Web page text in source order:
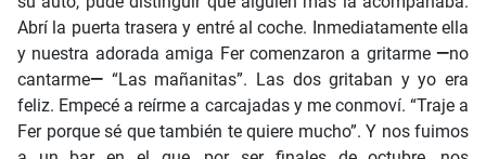
Abrí la puerta trasera y entré al coche. Inmediatamente ella
y nuestra adorada amiga Fer comenzaron a gritarme —no
cantarme— “Las mañanitas”. Las dos gritaban y yo era
feliz. Empecé a reírme a carcajadas y me conmoví. “Traje a
Fer porque sé que también te quiere mucho”. Y nos fuimos